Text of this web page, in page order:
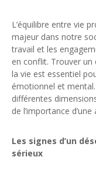
L’équilibre entre vie
majeur dans notre
travail et les
en conflit. Trouver un
la vie est essentiel
émotionnel et
différentes
de l’importance
Les signes d’un
sérieux